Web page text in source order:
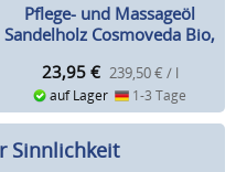
Pflege- und Massageöl
Sandelholz Cosmoveda Bio,
23,95 € 239,50 € / l
auf Lager 1-3 Tage
Sinnlichkeit